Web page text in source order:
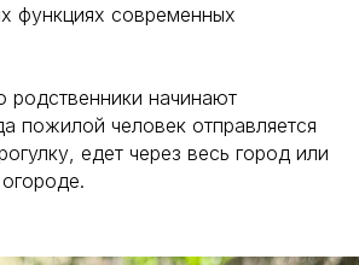
функциях современных
родственники начинают
пожилой человек отправляется
едет через весь город или